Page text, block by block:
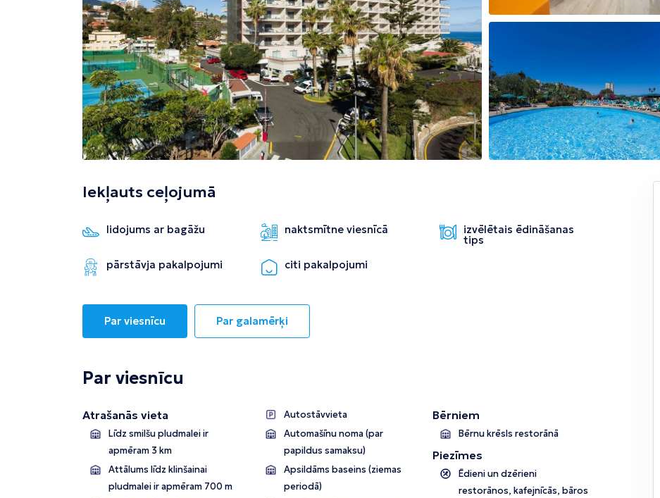
Kolombo Enfida Tirāna
Iekļauts ceļojumā
lidojums ar bagāžu naktsmītne viesnīcā izvēlētais ēdināšanas
tips
pārstāvja pakalpojumi
citi pakalpojumi
Par viesnīcu Par galamērķi
Par viesnīcu
Atrašanās vieta
Līdz smilšu pludmalei ir
apmēram 3 km
Attālums līdz klinšainai
pludmalei ir apmēram 700 m
Autostāvvieta
Automašīnu noma (par
papildus samaksu)
Apsildāms baseins (ziemas
periodā)
Bērniem
Bērnu krēsls restorānā
Piezīmes
Ēdieni un dzērieni
restorānos, kafejnīcās, bāros